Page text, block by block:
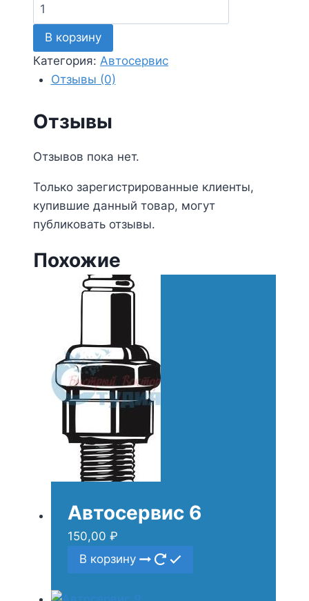
Количество
товара
Автосервис
67
В корзину
Категория: Автосервис
Отзывы (0)
Отзывы
Отзывов пока нет.
Только зарегистрированные клиенты,
купившие данный товар, могут
публиковать отзывы.
Похожие
Автосервис 6
150,00 ₽
В корзину